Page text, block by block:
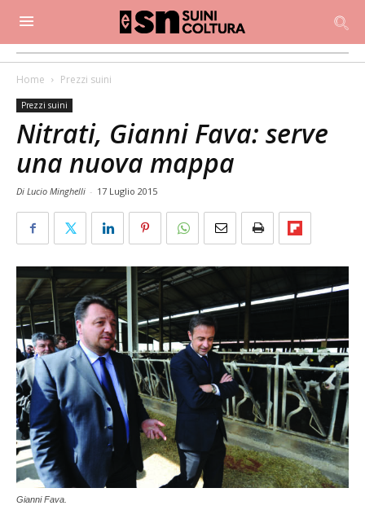
Home Prezzi suini
Prezzi suini
Nitrati, Gianni Fava: serve
una nuova mappa
Di Lucio Minghelli - 17 Luglio 2015
Gianni Fava.